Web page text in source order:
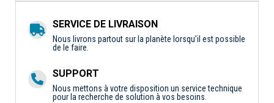
SERVICE DE LIVRAISON
Nous livrons partout sur la planète lorsqu'il est possible
de le faire.
SUPPORT
Nous mettons à votre disposition un service technique
pour la recherche de solution à vos besoins.